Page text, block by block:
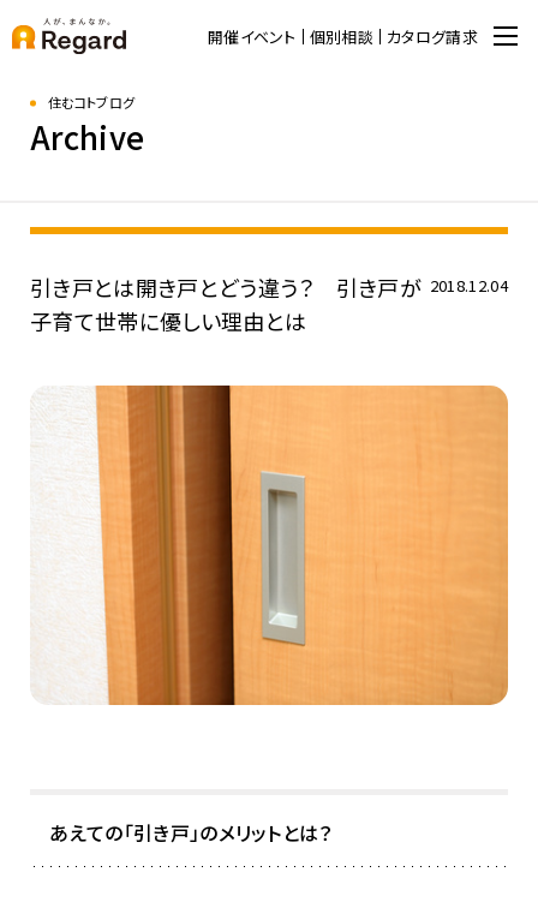
開催イベント 個別相談 カタログ請求
住むコトブログ
Archive
引き戸とは開き戸とどう違う？ 引き戸が
子育て世帯に優しい理由とは
2018.12.04
あえての「引き戸」のメリットとは？